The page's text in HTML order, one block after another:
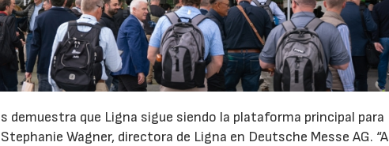
demuestra que Ligna sigue siendo la plataforma principal para
Wagner, directora de Ligna en Deutsche Messe AG. “A